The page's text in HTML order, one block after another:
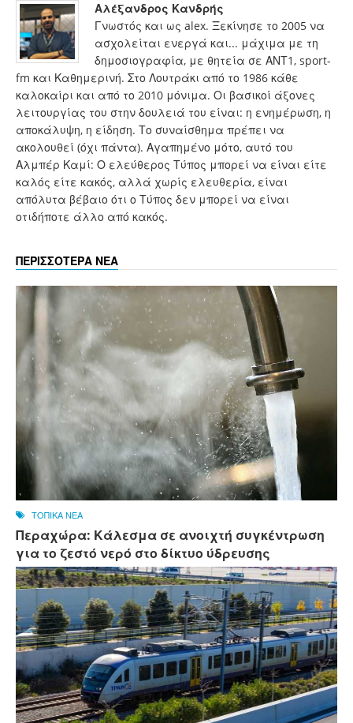
Αλέξανδρος Κανδρής
Γνωστός και ως alex. Ξεκίνησε το 2005 να
ασχολείται ενεργά και... μάχιμα με τη
δημοσιογραφία, με θητεία σε ΑΝΤ1, sport-
fm και Καθημερινή. Στο Λουτράκι από το 1986 κάθε
καλοκαίρι και από το 2010 μόνιμα. Οι βασικοί άξονες
λειτουργίας του στην δουλειά του είναι: η ενημέρωση, η
αποκάλυψη, η είδηση. Το συναίσθημα πρέπει να
ακολουθεί (όχι πάντα). Αγαπημένο μότο, αυτό του
Αλμπέρ Καμί: Ο ελεύθερος Τύπος μπορεί να είναι είτε
καλός είτε κακός, αλλά χωρίς ελευθερία, είναι
απόλυτα βέβαιο ότι ο Τύπος δεν μπορεί να είναι
οτιδήποτε άλλο από κακός.
ΠΕΡΙΣΣΟΤΕΡΑ ΝΕΑ
ΤΟΠΙΚΑ ΝΕΑ
Περαχώρα: Κάλεσμα σε ανοιχτή συγκέντρωση
για το ζεστό νερό στο δίκτυο ύδρευσης